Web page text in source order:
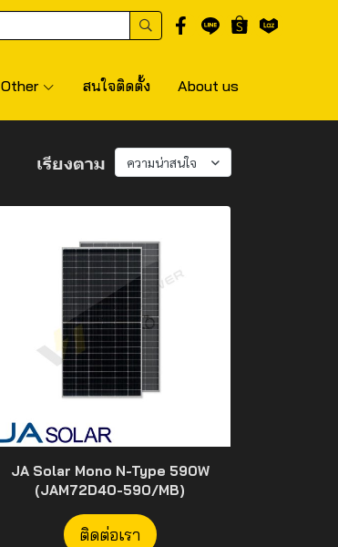
Other สนใจติดตั้ง About us
เรียงตาม ความน่าสนใจ
JA Solar Mono N-Type 590W
(JAM72D40-590/MB)
ติดต่อเรา